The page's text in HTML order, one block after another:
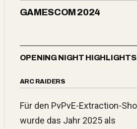
GAMESCOM 2024
OPENING NIGHT HIGHLIGHTS
ARC RAIDERS
Für den PvPvE-Extraction-Shooter Arc Raiders
wurde das Jahr 2025 als